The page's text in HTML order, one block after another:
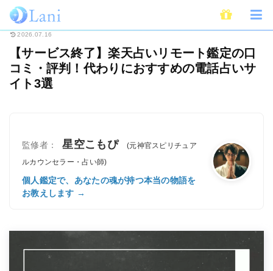
ホーム 電話占い 【サービス終了】楽天占いリモート鑑定の口コミ・評判
2026.07.16
【サービス終了】楽天占いリモート鑑定の口
コミ・評判！代わりにおすすめの電話占いサ
イト3選
監修者： 星空こもぴ
(元神官スピリチュア
ルカウンセラー・占い師)
個人鑑定で、あなたの魂が持つ本当の物語を
お教えします →